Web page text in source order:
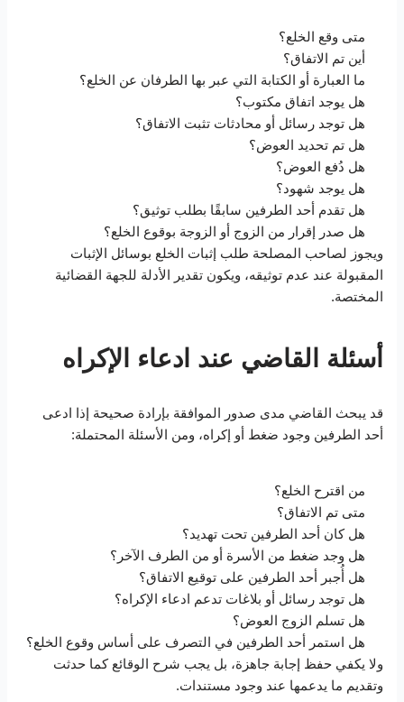
متى وقع الخلع؟
أين تم الاتفاق؟
ما العبارة أو الكتابة التي عبر بها الطرفان عن الخلع؟
هل يوجد اتفاق مكتوب؟
هل توجد رسائل أو محادثات تثبت الاتفاق؟
هل تم تحديد العوض؟
هل دُفع العوض؟
هل يوجد شهود؟
هل تقدم أحد الطرفين سابقًا بطلب توثيق؟
هل صدر إقرار من الزوج أو الزوجة بوقوع الخلع؟
ويجوز لصاحب المصلحة طلب إثبات الخلع بوسائل الإثبات
المقبولة عند عدم توثيقه، ويكون تقدير الأدلة للجهة القضائية
المختصة.
أسئلة القاضي عند ادعاء الإكراه
قد يبحث القاضي مدى صدور الموافقة بإرادة صحيحة إذا ادعى
أحد الطرفين وجود ضغط أو إكراه، ومن الأسئلة المحتملة:
من اقترح الخلع؟
متى تم الاتفاق؟
هل كان أحد الطرفين تحت تهديد؟
هل وجد ضغط من الأسرة أو من الطرف الآخر؟
هل أُجبر أحد الطرفين على توقيع الاتفاق؟
هل توجد رسائل أو بلاغات تدعم ادعاء الإكراه؟
هل تسلم الزوج العوض؟
هل استمر أحد الطرفين في التصرف على أساس وقوع الخلع؟
ولا يكفي حفظ إجابة جاهزة، بل يجب شرح الوقائع كما حدثت
وتقديم ما يدعمها عند وجود مستندات.